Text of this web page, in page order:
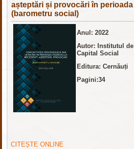
așteptări și provocări în
(barometru social)
Anul: 2022
Autor: Institutul
Capital Social
Editura: Cernăuți
Pagini:34
CITEȘTE ONLINE